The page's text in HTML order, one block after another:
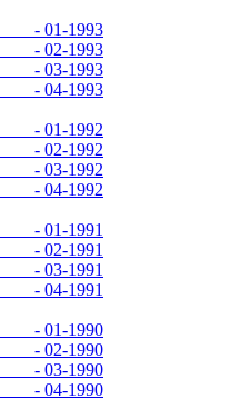
1993
1993
1993
1993
1992
1992
1992
1992
1991
1991
1991
1991
1990
1990
1990
1990